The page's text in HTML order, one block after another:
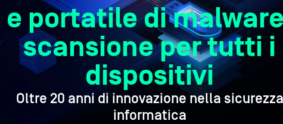
e portatile di
scansione per tutti i
dispositivi
Oltre 20 anni di innovazione nella sicurezza
informatica